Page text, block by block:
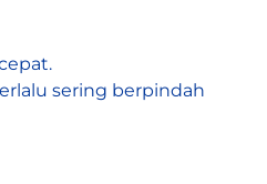
sering berpindah